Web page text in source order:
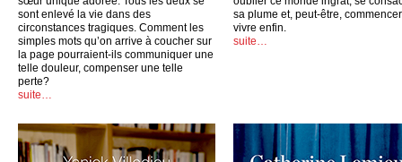
sont enlevé la vie dans des
circonstances tragiques. Comment les
simples mots qu’on arrive à coucher sur
la page pourraient-ils communiquer une
telle douleur, compenser une telle
perte?
suite…
sa plume et, peut-être,
vivre enfin.
suite…